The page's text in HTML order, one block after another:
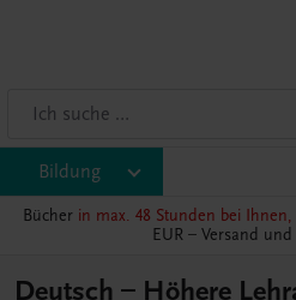
Bildung
Bücher in max. 48 Stunden bei
EUR – Versand
Deutsch – Höhere